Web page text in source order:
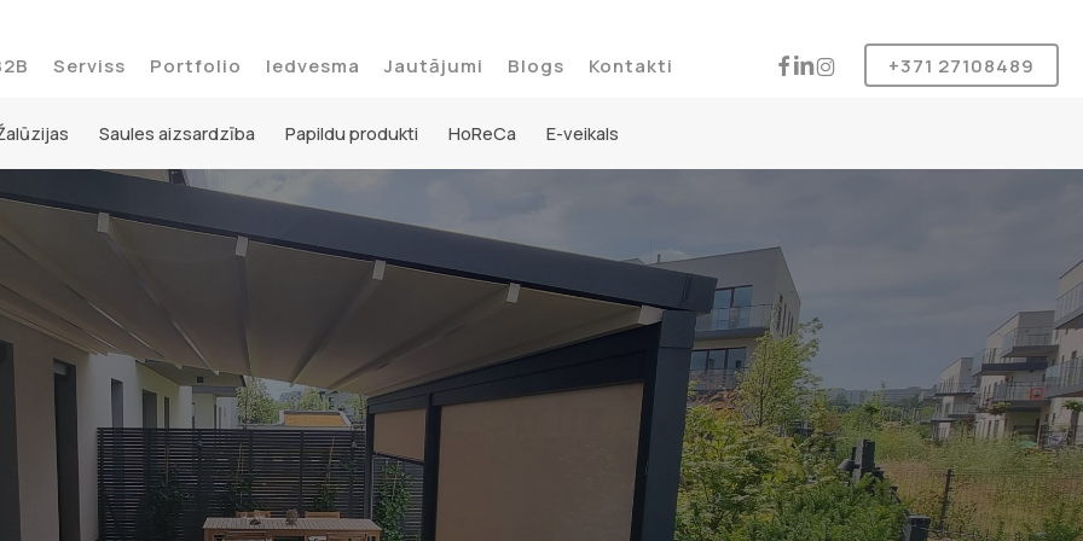
Serviss Portfolio Iedvesma Jautājumi Blogs Kontakti facebook
linkedin
instagram+371 27108489
Saules aizsardzība Papildu produkti HoReCa E-veikals